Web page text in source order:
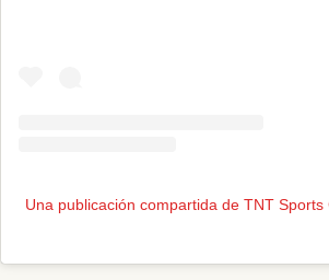
Una publicación compartida de TNT Sports